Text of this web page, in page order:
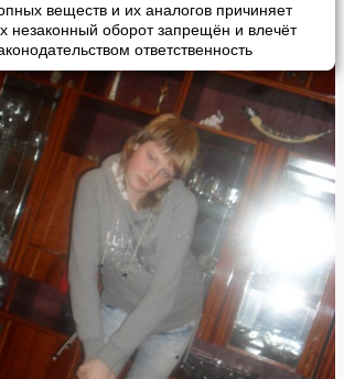
веществ и их аналогов причиняет
незаконный оборот запрещён и влечёт
ответственность